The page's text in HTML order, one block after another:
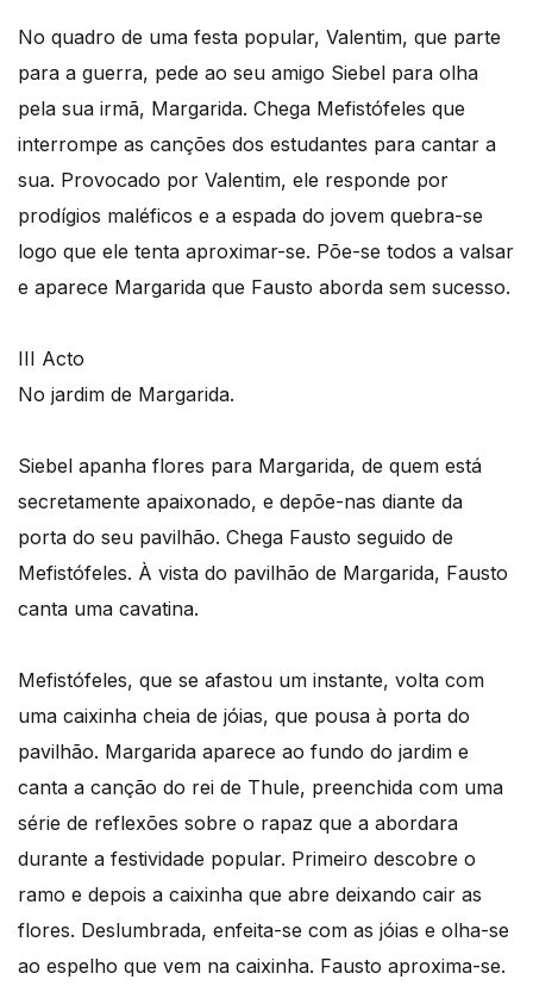
No quadro de uma festa popular, Valentim, que parte
para a guerra, pede ao seu amigo Siebel para olha
pela sua irmã, Margarida. Chega Mefistófeles que
interrompe as canções dos estudantes para cantar a
sua. Provocado por Valentim, ele responde por
prodígios maléficos e a espada do jovem quebra-se
logo que ele tenta aproximar-se. Põe-se todos a valsar
e aparece Margarida que Fausto aborda sem sucesso.
III Acto
No jardim de Margarida.
Siebel apanha flores para Margarida, de quem está
secretamente apaixonado, e depõe-nas diante da
porta do seu pavilhão. Chega Fausto seguido de
Mefistófeles. À vista do pavilhão de Margarida, Fausto
canta uma cavatina.
Mefistófeles, que se afastou um instante, volta com
uma caixinha cheia de jóias, que pousa à porta do
pavilhão. Margarida aparece ao fundo do jardim e
canta a canção do rei de Thule, preenchida com uma
série de reflexões sobre o rapaz que a abordara
durante a festividade popular. Primeiro descobre o
ramo e depois a caixinha que abre deixando cair as
flores. Deslumbrada, enfeita-se com as jóias e olha-se
ao espelho que vem na caixinha. Fausto aproxima-se.